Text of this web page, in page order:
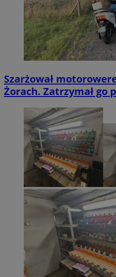
Szarżował
Żorach. Zatrzymał go